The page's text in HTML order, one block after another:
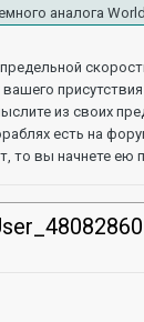
аналога
из своих
есть на
то вы начнете ею